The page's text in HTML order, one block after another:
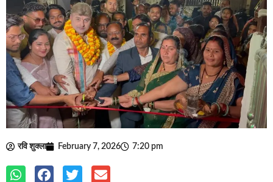
रवि शुक्ला February 7, 2026 7:20 pm